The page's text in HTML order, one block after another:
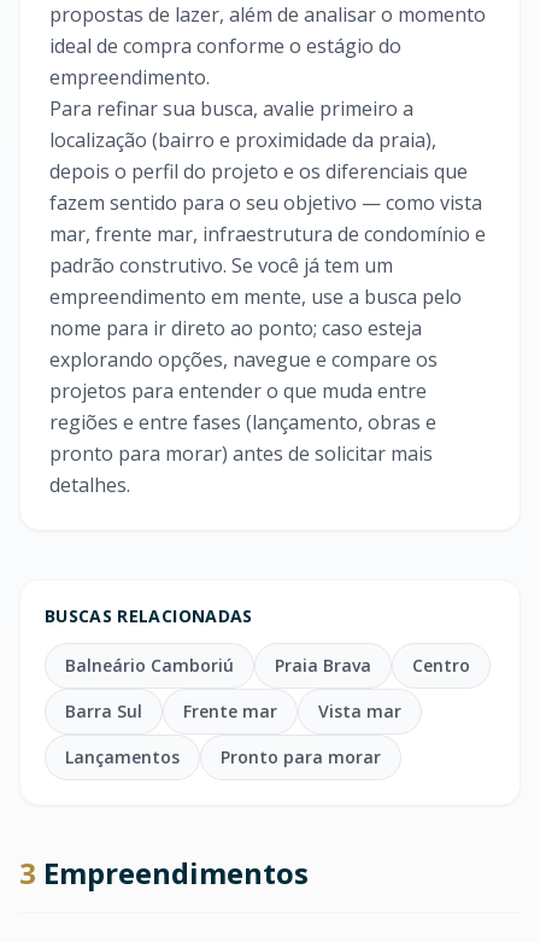
propostas de lazer, além de analisar o momento
ideal de compra conforme o estágio do
empreendimento.
Para refinar sua busca, avalie primeiro a
localização (bairro e proximidade da praia),
depois o perfil do projeto e os diferenciais que
fazem sentido para o seu objetivo — como vista
mar, frente mar, infraestrutura de condomínio e
padrão construtivo. Se você já tem um
empreendimento em mente, use a busca pelo
nome para ir direto ao ponto; caso esteja
explorando opções, navegue e compare os
projetos para entender o que muda entre
regiões e entre fases (lançamento, obras e
pronto para morar) antes de solicitar mais
detalhes.
BUSCAS RELACIONADAS
Balneário Camboriú Praia Brava
Centro
Barra Sul
Frente mar
Vista mar
Lançamentos
Pronto para morar
3 Empreendimentos